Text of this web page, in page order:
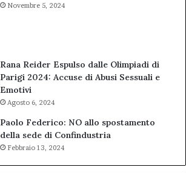
Novembre 5, 2024
Rana Reider Espulso dalle Olimpiadi di
Parigi 2024: Accuse di Abusi Sessuali e
Emotivi
Agosto 6, 2024
Paolo Federico: NO allo spostamento
della sede di Confindustria
Febbraio 13, 2024